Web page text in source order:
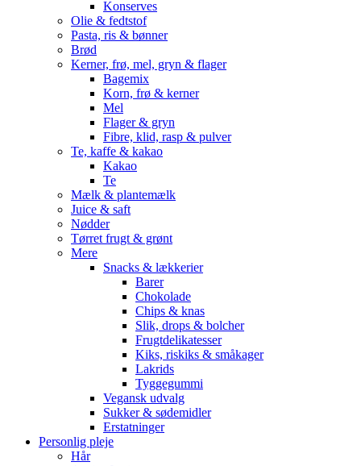
Konserves
Olie & fedtstof
Pasta, ris & bønner
Brød
Kerner, frø, mel, gryn & flager
Bagemix
Korn, frø & kerner
Mel
Flager & gryn
Fibre, klid, rasp & pulver
Te, kaffe & kakao
Kakao
Te
Mælk & plantemælk
Juice & saft
Nødder
Tørret frugt & grønt
Mere
Snacks & lækkerier
Barer
Chokolade
Chips & knas
Slik, drops & bolcher
Frugtdelikatesser
Kiks, riskiks & småkager
Lakrids
Tyggegummi
Vegansk udvalg
Sukker & sødemidler
Erstatninger
Personlig pleje
Hår